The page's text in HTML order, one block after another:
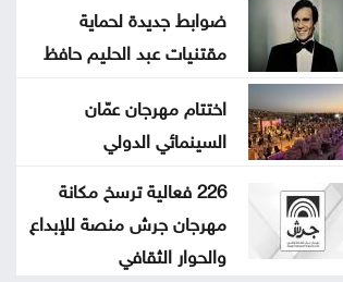
ضوابط جديدة لحماية
مقتنيات عبد الحليم حافظ
اختتام مهرجان عمّان
السينمائي الدولي
226 فعالية ترسخ مكانة
مهرجان جرش منصة للإبداع
والحوار الثقافي